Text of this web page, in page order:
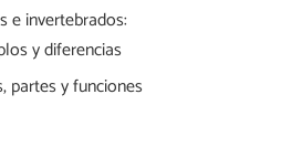
e invertebrados:
y diferencias
partes y funciones